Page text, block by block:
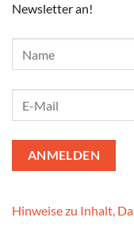
Newsletter an!
Hinweise zu Inhalt,